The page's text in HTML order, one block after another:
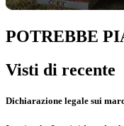
POTREBBE
Visti di recente
Dichiarazione legale sui